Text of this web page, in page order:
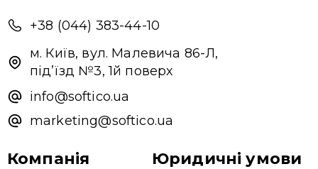
+38 (044) 383-44-10
м. Київ, вул. Малевича 86-Л,
під’їзд №3, 1й поверх
info@softico.ua
marketing@softico.ua
Компанія Юридичні умови
Привіт 👋, чим тобі допомогти?